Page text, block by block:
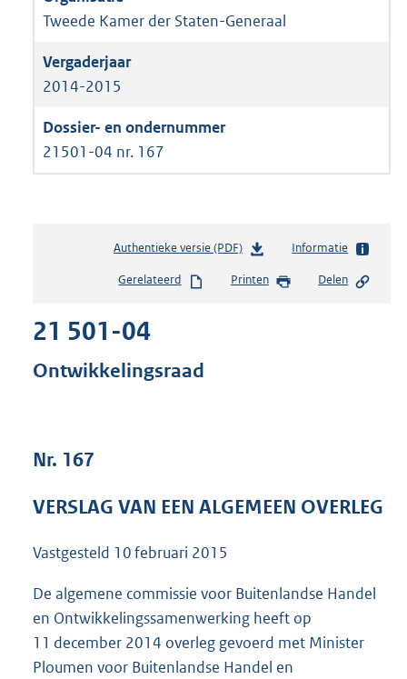
Tweede Kamer der Staten-Generaal
2014-2015
21501-04 nr. 167
Authentieke versie (PDF)b
s
e
K
Informatie
Gerelateerd Printen Delen
21 501-04
Ontwikkelingsraad
Nr. 167
VERSLAG VAN EEN ALGEMEEN OVERLEG
Vastgesteld 10 februari 2015
De algemene commissie voor Buitenlandse Handel
en Ontwikkelingssamenwerking heeft op
11 december 2014 overleg gevoerd met Minister
Ploumen voor Buitenlandse Handel en